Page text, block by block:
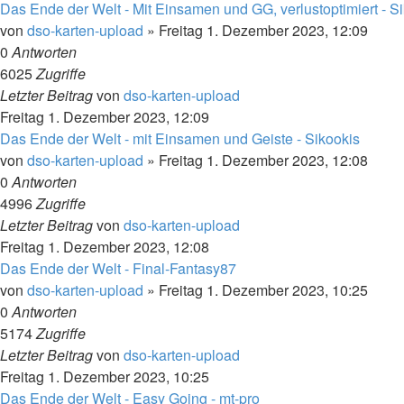
Das Ende der Welt - Mit Einsamen und GG, verlustoptimiert -
von dso-karten-upload » Freitag 1. Dezember 2023, 12:09
0Antworten
6025Zugriffe
Letzter Beitragvon dso-karten-upload
Freitag 1. Dezember 2023, 12:09
Das Ende der Welt - mit Einsamen und Geiste - Sikookis
von dso-karten-upload » Freitag 1. Dezember 2023, 12:08
0Antworten
4996Zugriffe
Letzter Beitragvon dso-karten-upload
Freitag 1. Dezember 2023, 12:08
Das Ende der Welt - Final-Fantasy87
von dso-karten-upload » Freitag 1. Dezember 2023, 10:25
0Antworten
5174Zugriffe
Letzter Beitragvon dso-karten-upload
Freitag 1. Dezember 2023, 10:25
Das Ende der Welt - Easy Going - mt-pro